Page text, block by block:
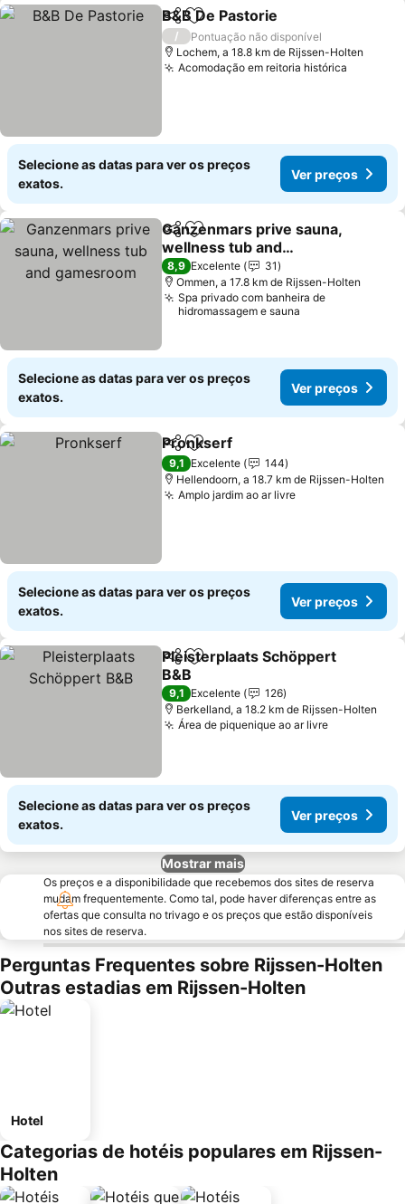
PartilharAdicionar aos favoritos
B&B De Pastorie
/
Pontuação não disponível
Lochem, a 18.8 km de Rijssen-Holten
Acomodação em reitoria histórica
Selecione as datas para ver os preços
exatos.
Ver preços
PartilharAdicionar aos favoritos
Ganzenmars prive sauna,
wellness tub and
gamesroom
Ver preços
8,9 Excelente
31
Ommen, a 17.8 km de Rijssen-Holten
Spa privado com banheira de
hidromassagem e sauna
Selecione as datas para ver os preços
exatos.
Ver preços
PartilharAdicionar aos favoritos
Pronkserf
9,1 Excelente
144
Hellendoorn, a 18.7 km de Rijssen-Holten
Amplo jardim ao ar livreVer preços
Selecione as datas para ver os preços
exatos.
Ver preços
PartilharAdicionar aos favoritos
Pleisterplaats Schöppert
B&B
Ver preços
9,1 Excelente
126
Berkelland, a 18.2 km de Rijssen-Holten
Área de piquenique ao ar livreVer preços
Selecione as datas para ver os preços
exatos.
Ver preços
Mostrar mais
Os preços e a disponibilidade que recebemos dos sites de reserva
mudam frequentemente. Como tal, pode haver diferenças entre as
ofertas que consulta no trivago e os preços que estão disponíveis
nos sites de reserva.
Perguntas Frequentes sobre Rijssen-Holten
Outras estadias em Rijssen-Holten
Hotel
Categorias de hotéis populares em Rijssen-
Holten